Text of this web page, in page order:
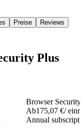
Preise Reviews
Plus
Browser Security
Ab175,07 €/
Annual